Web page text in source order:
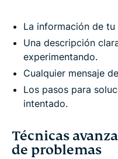
La información de
Una descripción
experimentando.
Cualquier mensaje
Los pasos para
intentado.
Técnicas
de problemas